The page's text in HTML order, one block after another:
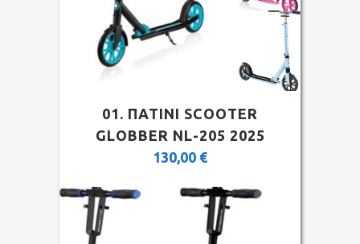
01. ΠΑΤΙΝΙ SCOOTER
GLOBBER NL-205 2025
130,00 €